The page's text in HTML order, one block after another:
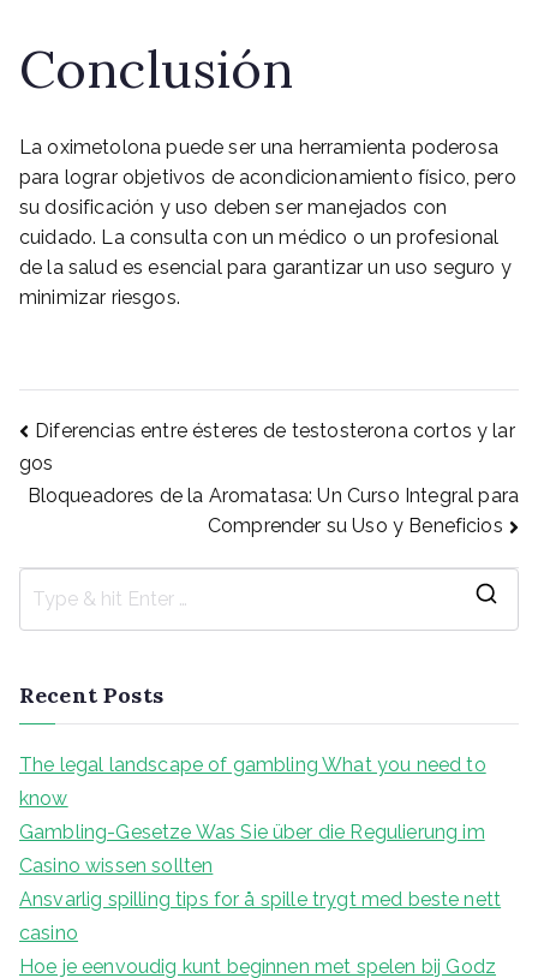
Conclusión
La oximetolona puede ser una herramienta poderosa
para lograr objetivos de acondicionamiento físico, pero
su dosificación y uso deben ser manejados con
cuidado. La consulta con un médico o un profesional
de la salud es esencial para garantizar un uso seguro y
minimizar riesgos.
Post
navigation
Diferencias entre ésteres de testosterona cortos y lar
gos
Bloqueadores de la Aromatasa: Un Curso Integral para
Comprender su Uso y Beneficios
Recent Posts
The legal landscape of gambling What you need to
know
Gambling-Gesetze Was Sie über die Regulierung im
Casino wissen sollten
Ansvarlig spilling tips for å spille trygt med beste nett
casino
Hoe je eenvoudig kunt beginnen met spelen bij Godz